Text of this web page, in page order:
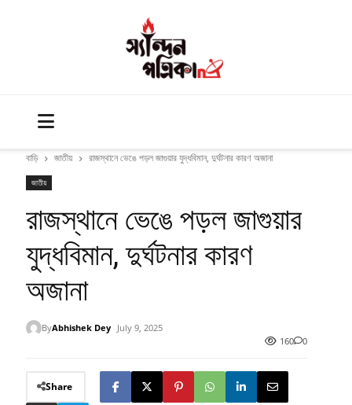
বাড়ি জাতীয় রাজস্থানে ভেঙে পড়ল জাগুয়ার যুদ্ধবিমান, দুর্ঘটনার কারণ অজানা
জাতীয়
রাজস্থানে ভেঙে পড়ল জাগুয়ার
যুদ্ধবিমান, দুর্ঘটনার কারণ
অজানা
ByAbhishek Dey
July 9, 2025
160
0
Share